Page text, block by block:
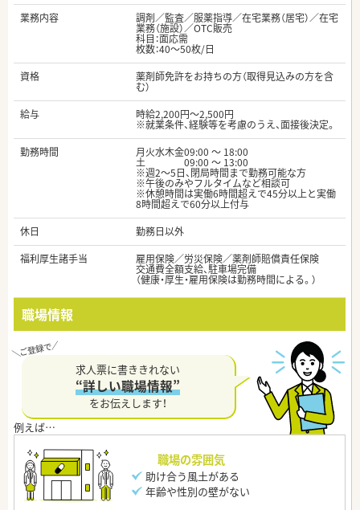
業務内容
調剤／監査／服薬指導／在宅業務（居宅）／在宅
業務（施設）／OTC販売
科目：面応需
枚数：40～50枚/日
資格
薬剤師免許をお持ちの方（取得見込みの方を含
む）
給与
時給2,200円～2,500円
※就業条件、経験等を考慮のうえ、面接後決定。
勤務時間
月火水木金09:00 ～ 18:00
土 09:00 ～ 13:00
※週2～5日、閉局時間まで勤務可能な方
※午後のみやフルタイムなど相談可
※休憩時間は実働6時間超えで45分以上と実働
8時間超えで60分以上付与
休日
勤務日以外
福利厚生諸手当
雇用保険／労災保険／薬剤師賠償責任保険
交通費全額支給、駐車場完備
（健康・厚生・雇用保険は勤務時間による。）
職場情報
求人票に書ききれない
“詳しい職場情報”
をお伝えします！
職場の雰囲気
助け合う風土がある
年齢や性別の壁がない